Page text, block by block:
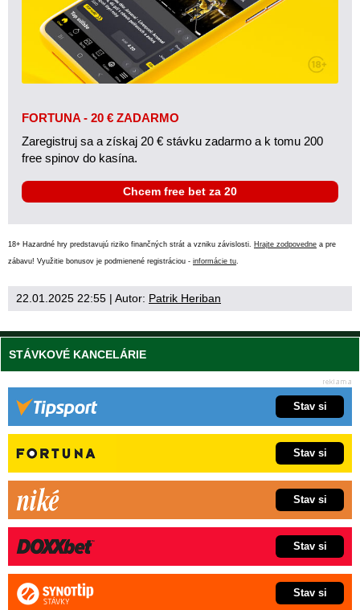
FORTUNA - 20 € ZADARMO
Zaregistruj sa a získaj 20 € stávku zadarmo a k tomu 200
free spinov do kasína.
Chcem free bet za 20
18+ Hazardné hry predstavujú riziko finančných strát a vzniku závislosti. Hrajte zodpovedne a pre
zábavu! Využitie bonusov je podmienené registráciou - informácie tu
22.01.2025 22:55 | Autor: Patrik Heriban
STÁVKOVÉ KANCELÁRIE
Stav si
Stav si
Stav si
Stav si
Stav si